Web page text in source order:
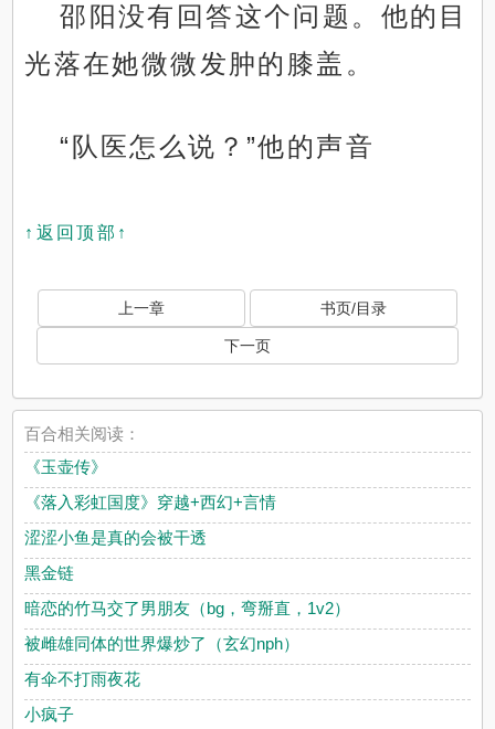
邵阳没有回答这个问题。他的目
光落在她微微发肿的膝盖。
“队医怎么说？”他的声音
↑返回顶部↑
上一章 书页/目录
下一页
百合相关阅读：
《玉壶传》
《落入彩虹国度》穿越+西幻+言情
涩涩小鱼是真的会被干透
黑金链
暗恋的竹马交了男朋友（bg，弯掰直，1v2）
被雌雄同体的世界爆炒了（玄幻nph）
有伞不打雨夜花
小疯子